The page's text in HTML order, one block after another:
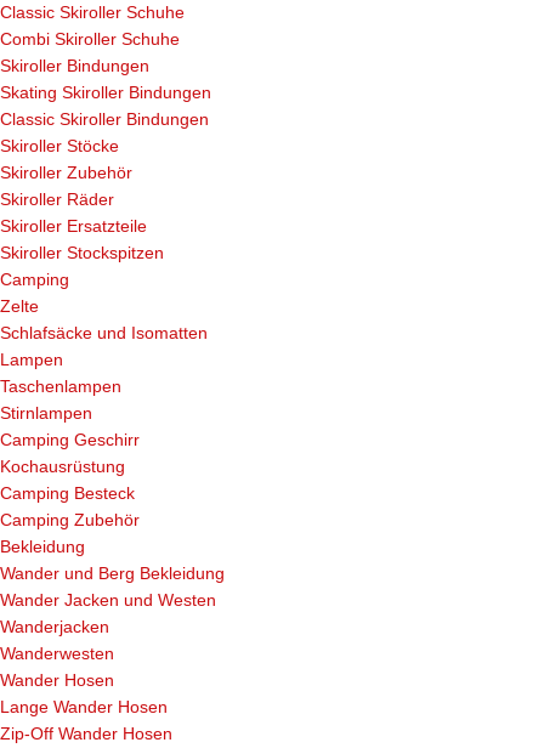
Classic Skiroller Schuhe
Combi Skiroller Schuhe
Skiroller Bindungen
Skating Skiroller Bindungen
Classic Skiroller Bindungen
Skiroller Stöcke
Skiroller Zubehör
Skiroller Räder
Skiroller Ersatzteile
Skiroller Stockspitzen
Camping
Zelte
Schlafsäcke und Isomatten
Lampen
Taschenlampen
Stirnlampen
Camping Geschirr
Kochausrüstung
Camping Besteck
Camping Zubehör
Bekleidung
Wander und Berg Bekleidung
Wander Jacken und Westen
Wanderjacken
Wanderwesten
Wander Hosen
Lange Wander Hosen
Zip-Off Wander Hosen